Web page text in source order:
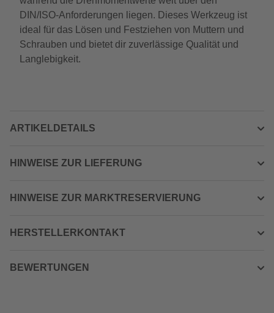
DIN/ISO-Anforderungen liegen. Dieses Werkzeug ist
ideal für das Lösen und Festziehen von Muttern und
Schrauben und bietet dir zuverlässige Qualität und
Langlebigkeit.
ARTIKELDETAILS
HINWEISE ZUR LIEFERUNG
HINWEISE ZUR MARKTRESERVIERUNG
HERSTELLERKONTAKT
BEWERTUNGEN